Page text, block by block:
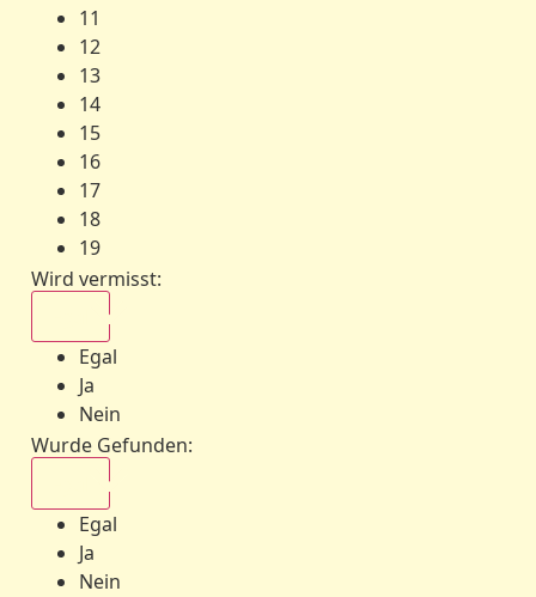
11
12
13
14
15
16
17
18
19
Wird vermisst:
Egal
Ja
Nein
Wurde Gefunden:
Egal
Ja
Nein